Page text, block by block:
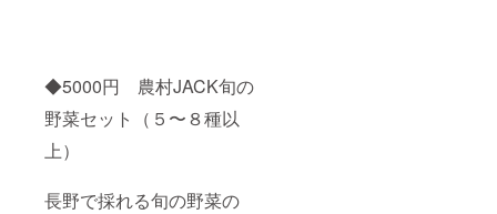
◆5000円 農村JACK旬の
野菜セット（５〜８種以
上）
長野で採れる旬の野菜の